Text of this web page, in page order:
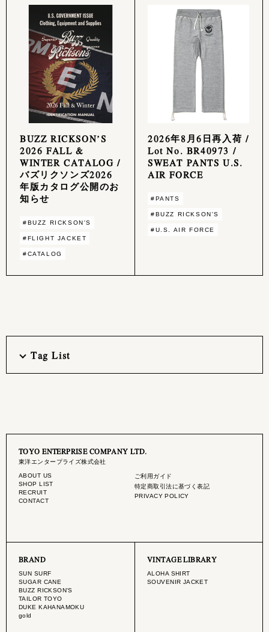
BUZZ RICKSON’S
2026 FALL &
WINTER CATALOG /
バズリクソンズ2026
年版カタログ公開のお
知らせ
#BUZZ RICKSON'S
#FLIGHT JACKET
#CATALOG
2026年8月6日再入荷 /
Lot No. BR40973 /
SWEAT PANTS U.S.
AIR FORCE
#PANTS
#BUZZ RICKSON'S
#U.S. AIR FORCE
Tag List
TOYO ENTERPRISE COMPANY LTD.
東洋エンタープライズ株式会社
ABOUT US
SHOP LIST
RECRUIT
CONTACT
ご利用ガイド
特定商取引法に基づく表記
PRIVACY POLICY
BRAND
SUN SURF
SUGAR CANE
BUZZ RICKSON'S
TAILOR TOYO
DUKE KAHANAMOKU
gold
VINTAGE LIBRARY
ALOHA SHIRT
SOUVENIR JACKET